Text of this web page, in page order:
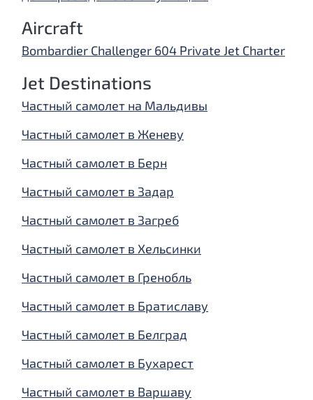
Aircraft
Bombardier Challenger 604 Private Jet Charter
Jet Destinations
Частный самолет на Мальдивы
Частный самолет в Женеву
Частный самолет в Берн
Частный самолет в Задар
Частный самолет в Загреб
Частный самолет в Хельсинки
Частный самолет в Гренобль
Частный самолет в Братиславу
Частный самолет в Белград
Частный самолет в Бухарест
Частный самолет в Варшаву